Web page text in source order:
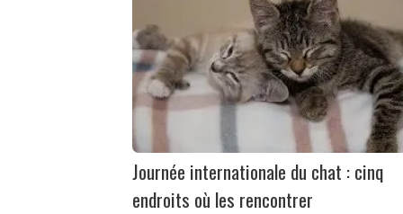
Journée internationale du chat : cinq
endroits où les rencontrer